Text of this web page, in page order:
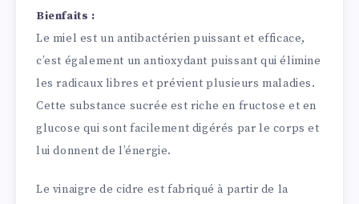
Bienfaits :
Le miel est un antibactérien puissant et efficace,
c’est également un antioxydant puissant qui élimine
les radicaux libres et prévient plusieurs maladies.
Cette substance sucrée est riche en fructose et en
glucose qui sont facilement digérés par le corps et
lui donnent de l’énergie.
Le vinaigre de cidre est fabriqué à partir de la